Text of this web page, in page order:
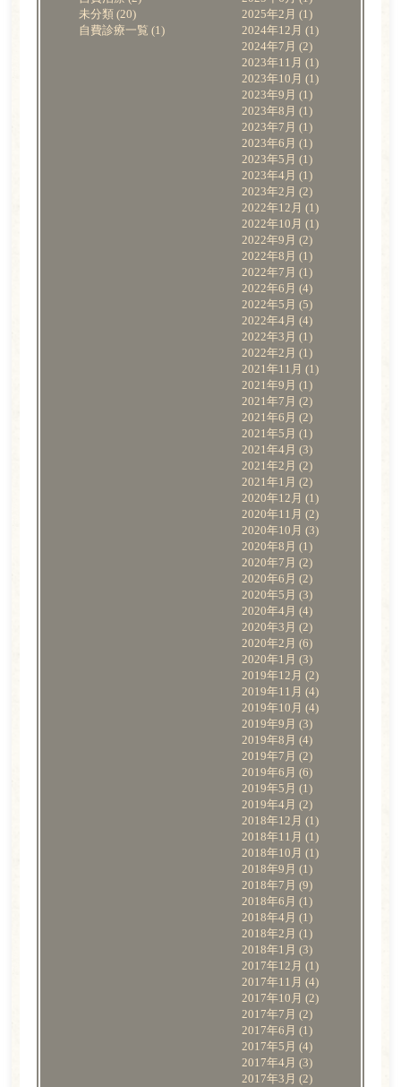
未分類 (20)
自費診療一覧 (1)
2025年2月 (1)
2024年12月 (1)
2024年7月 (2)
2023年11月 (1)
2023年10月 (1)
2023年9月 (1)
2023年8月 (1)
2023年7月 (1)
2023年6月 (1)
2023年5月 (1)
2023年4月 (1)
2023年2月 (2)
2022年12月 (1)
2022年10月 (1)
2022年9月 (2)
2022年8月 (1)
2022年7月 (1)
2022年6月 (4)
2022年5月 (5)
2022年4月 (4)
2022年3月 (1)
2022年2月 (1)
2021年11月 (1)
2021年9月 (1)
2021年7月 (2)
2021年6月 (2)
2021年5月 (1)
2021年4月 (3)
2021年2月 (2)
2021年1月 (2)
2020年12月 (1)
2020年11月 (2)
2020年10月 (3)
2020年8月 (1)
2020年7月 (2)
2020年6月 (2)
2020年5月 (3)
2020年4月 (4)
2020年3月 (2)
2020年2月 (6)
2020年1月 (3)
2019年12月 (2)
2019年11月 (4)
2019年10月 (4)
2019年9月 (3)
2019年8月 (4)
2019年7月 (2)
2019年6月 (6)
2019年5月 (1)
2019年4月 (2)
2018年12月 (1)
2018年11月 (1)
2018年10月 (1)
2018年9月 (1)
2018年7月 (9)
2018年6月 (1)
2018年4月 (1)
2018年2月 (1)
2018年1月 (3)
2017年12月 (1)
2017年11月 (4)
2017年10月 (2)
2017年7月 (2)
2017年6月 (1)
2017年5月 (4)
2017年4月 (3)
2017年3月 (2)